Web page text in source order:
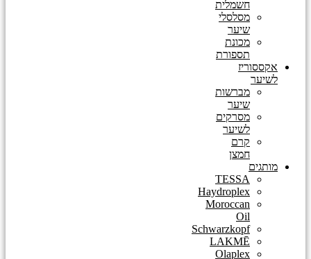
חשמלית
מסלסלי
שיער
מכונת
תספורת
אקססוריז
לשיער
מברשות
שיער
מסרקים
לשיער
קרם
חמצן
מותגים
TESSA
Haydroplex
Moroccan
Oil
Schwarzkopf
LAKMĒ
Olaplex